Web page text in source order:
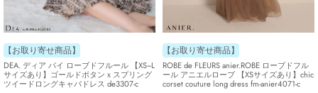
【お取り寄せ商品】
DEA. ディア バイ ローブドフルール 【XS~L
サイズあり】ゴールドボタンｘスプリング
ツイードロングキャバドレス de3307-c
【お取り寄せ商品】
ROBE de FLEURS anier.ROBE ローブドフル
ール アニエルローブ 【XSサイズあり】chic
corset couture long dress fm-anier4071-c